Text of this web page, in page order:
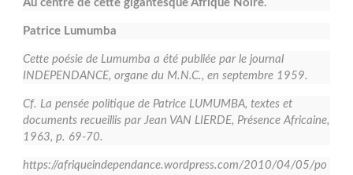
Au centre de cette gigantesque Afrique Noire.
Patrice Lumumba
Cette poésie de Lumumba a été publiée par le journal
INDEPENDANCE, organe du M.N.C., en septembre 1959.
Cf. La pensée politique de Patrice LUMUMBA, textes et
documents recueillis par Jean VAN LIERDE, Présence Africaine,
1963, p. 69-70.
https://afriqueindependance.wordpress.com/2010/04/05/po